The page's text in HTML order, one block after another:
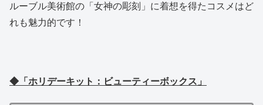
ルーブル美術館の「女神の彫刻」に着想を得たコスメはど
れも魅力的です！
◆「ホリデーキット：ビューティーボックス」